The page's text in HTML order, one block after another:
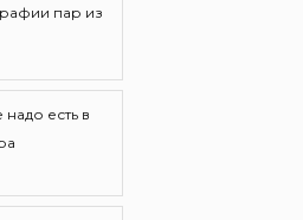
пар из
есть в